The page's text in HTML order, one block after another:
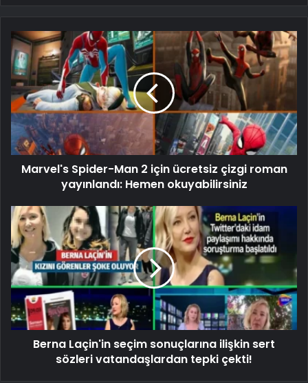
Marvel's Spider-Man 2 için ücretsiz çizgi roman
yayınlandı: Hemen okuyabilirsiniz
Berna Laçin'in seçim sonuçlarına ilişkin sert
sözleri vatandaşlardan tepki çekti!